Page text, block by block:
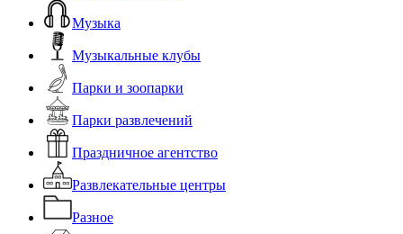
Музыка
Музыкальные клубы
Парки и зоопарки
Парки развлечений
Праздничное агентство
Развлекательные центры
Разное